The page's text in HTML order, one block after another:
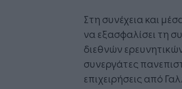
Στη συνέχεια και
να εξασφαλίσει τη
διεθνών
συνεργάτες
επιχειρήσεις από
Η Τεχνητή
λειτουργικό σύστημα